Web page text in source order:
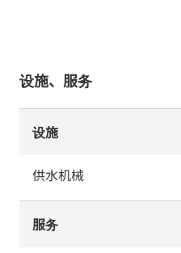
设施、服务
设施
供水机械
服务